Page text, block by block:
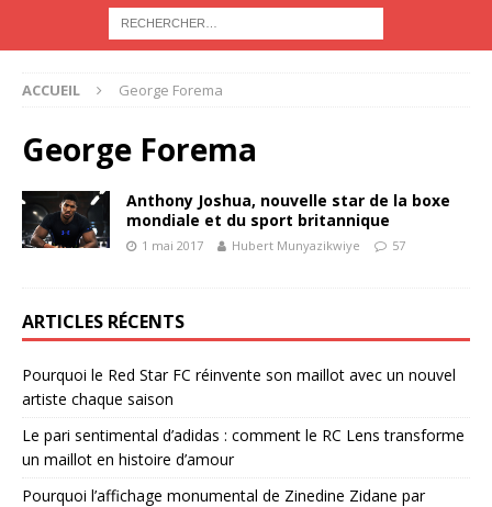
ACCUEIL George Forema
George Forema
Anthony Joshua, nouvelle star de la boxe
mondiale et du sport britannique
1 mai 2017 Hubert Munyazikwiye 57
ARTICLES RÉCENTS
Pourquoi le Red Star FC réinvente son maillot avec un nouvel
artiste chaque saison
Le pari sentimental d’adidas : comment le RC Lens transforme
un maillot en histoire d’amour
Pourquoi l’affichage monumental de Zinedine Zidane par